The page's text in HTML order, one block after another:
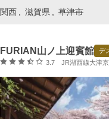
関西 滋賀県 草津市
FURIAN山ノ上迎賓館
デ
口コミ評価
3.7 JR湖西線大津